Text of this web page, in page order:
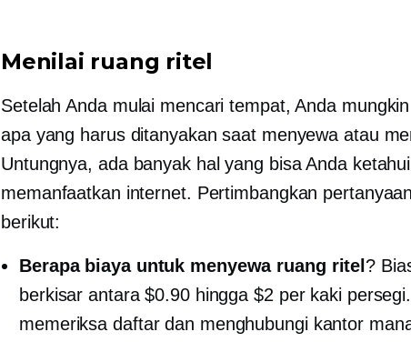
Menilai ruang ritel
Setelah Anda mulai mencari tempat, Anda
apa yang harus ditanyakan saat menyewa atau
Untungnya, ada banyak hal yang bisa Anda
memanfaatkan internet. Pertimbangkan
berikut:
Berapa biaya untuk menyewa ruang ritel ?
berkisar antara $0.90 hingga $2 per kaki
memeriksa daftar dan menghubungi kantor